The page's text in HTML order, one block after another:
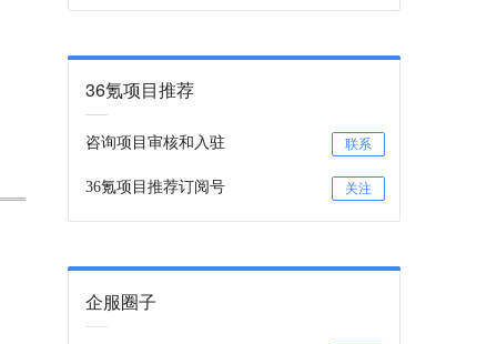
36氪项目推荐
咨询项目审核和入驻 联系
36氪项目推荐订阅号 关注
企服圈子